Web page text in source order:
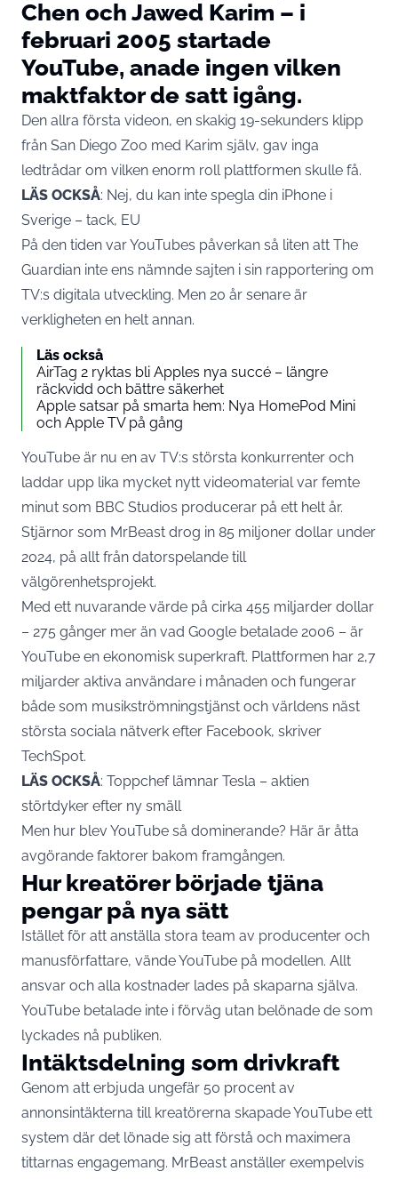
Chen och Jawed Karim – i
februari 2005 startade
YouTube, anade ingen vilken
maktfaktor de satt igång.
Den allra första videon, en skakig 19-sekunders klipp
från San Diego Zoo med Karim själv, gav inga
ledtrådar om vilken enorm roll plattformen skulle få.
LÄS OCKSÅ: Nej, du kan inte spegla din iPhone i
Sverige – tack, EU
På den tiden var YouTubes påverkan så liten att The
Guardian inte ens nämnde sajten i sin rapportering om
TV:s digitala utveckling. Men 20 år senare är
verkligheten en helt annan.
Läs också
AirTag 2 ryktas bli Apples nya succé – längre
räckvidd och bättre säkerhet
Apple satsar på smarta hem: Nya HomePod Mini
och Apple TV på gång
YouTube är nu en av TV:s största konkurrenter och
laddar upp lika mycket nytt videomaterial var femte
minut som BBC Studios producerar på ett helt år.
Stjärnor som MrBeast drog in 85 miljoner dollar under
2024, på allt från datorspelande till
välgörenhetsprojekt.
Med ett nuvarande värde på cirka 455 miljarder dollar
– 275 gånger mer än vad Google betalade 2006 – är
YouTube en ekonomisk superkraft. Plattformen har 2,7
miljarder aktiva användare i månaden och fungerar
både som musikströmningstjänst och världens näst
största sociala nätverk efter Facebook, skriver
TechSpot.
LÄS OCKSÅ: Toppchef lämnar Tesla – aktien
störtdyker efter ny smäll
Men hur blev YouTube så dominerande? Här är åtta
avgörande faktorer bakom framgången.
Hur kreatörer började tjäna
pengar på nya sätt
Istället för att anställa stora team av producenter och
manusförfattare, vände YouTube på modellen. Allt
ansvar och alla kostnader lades på skaparna själva.
YouTube betalade inte i förväg utan belönade de som
lyckades nå publiken.
Intäktsdelning som drivkraft
Genom att erbjuda ungefär 50 procent av
annonsintäkterna till kreatörerna skapade YouTube ett
system där det lönade sig att förstå och maximera
tittarnas engagemang. MrBeast anställer exempelvis